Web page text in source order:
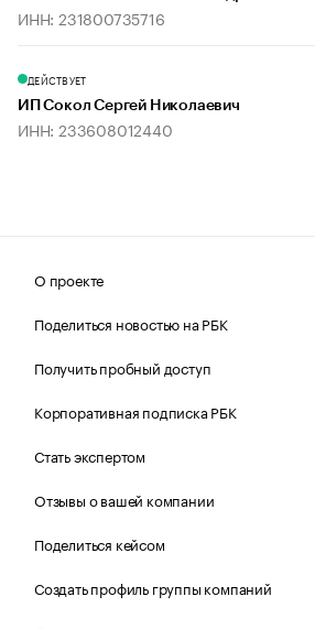
ИНН: 231800735716
ДЕЙСТВУЕТ
ИП Сокол Сергей Николаевич
ИНН: 233608012440
О проекте
Поделиться новостью на РБК
Получить пробный доступ
Корпоративная подписка РБК
Стать экспертом
Отзывы о вашей компании
Поделиться кейсом
Создать профиль группы компаний